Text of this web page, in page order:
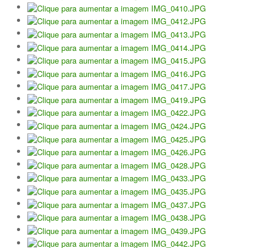
Masters Revor 2017
Galeria 2015
Torneio Jovens Esperanças VII
Torneio Super Jovem V
Torneio Jovens Esperanças VI
Lumiar Open XIII
1ª Experiência de Ténis
Masters Jaguar Automóveis Lisboa
Lumiar Kids Cup XIV
Lumiar Kids Open XIV